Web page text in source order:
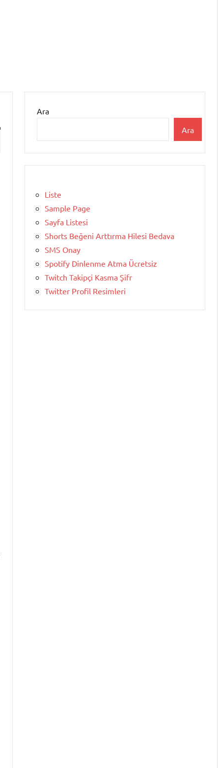
Ara
Ara
Liste
Sample Page
Sayfa Listesi
Shorts Beğeni Arttırma Hilesi Bedava
SMS Onay
Spotify Dinlenme Atma Ücretsiz
Twitch Takipçi Kasma Şifr
Twitter Profil Resimleri